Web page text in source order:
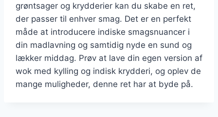
grøntsager og krydderier kan du skabe en ret,
der passer til enhver smag. Det er en perfekt
måde at introducere indiske smagsnuancer i
din madlavning og samtidig nyde en sund og
lækker middag. Prøv at lave din egen version af
wok med kylling og indisk krydderi, og oplev de
mange muligheder, denne ret har at byde på.